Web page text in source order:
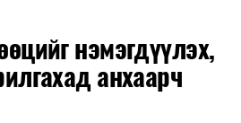
онцлог, зочид, төлөөлөгчдийн
стандарт, жолооч нарын үүрэг
үйлчилгээний соёл, ёс зүй,
талаар нэгдсэн мэдээлэл
нэмэгдүүлэх,
анхаарч